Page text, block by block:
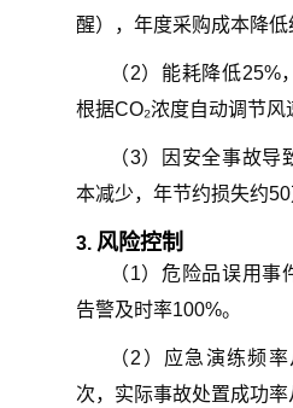
醒），年度采购成本降低
（2） 能耗降低25%
根据CO₂浓度自动调节风
（3）
因安全事故导
本减少，年节约损失约50
3. 风险控制
（1）危险品误用事
告警及时率100%。
（2 ） 应急演练频
次，实际事故处置成功率